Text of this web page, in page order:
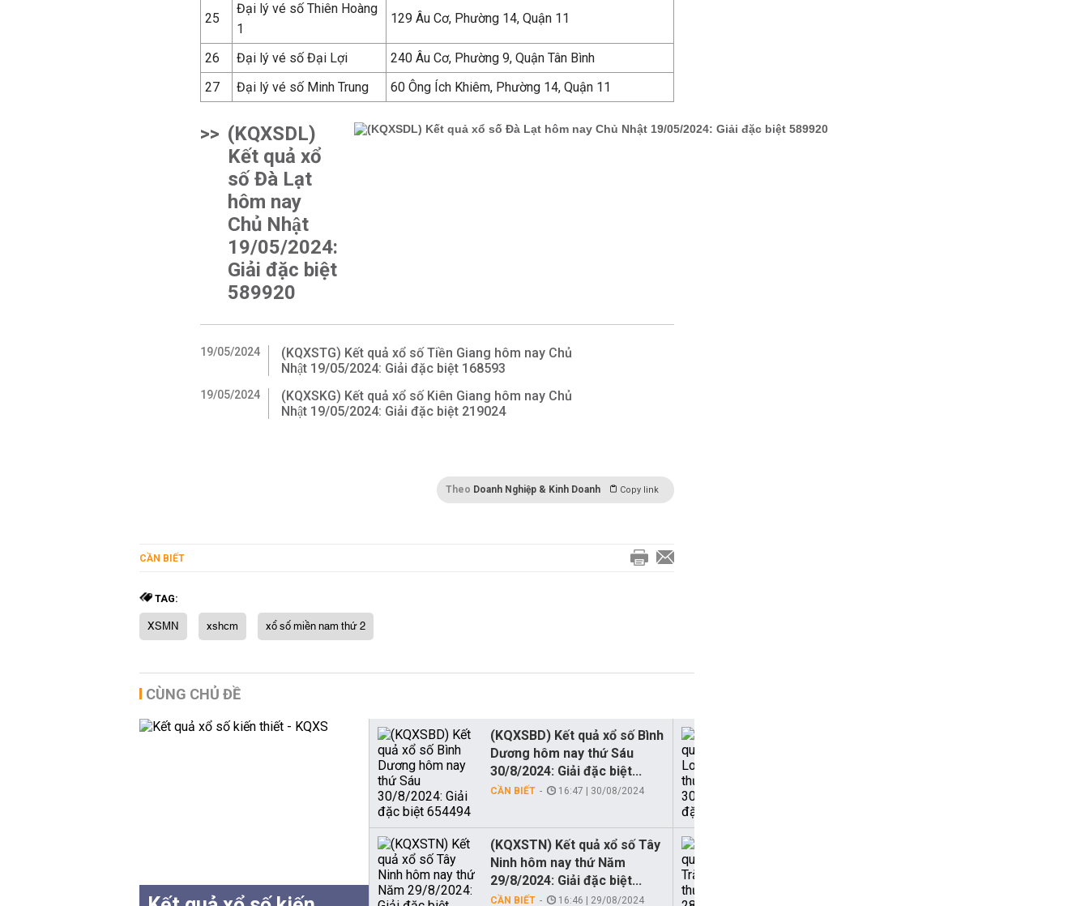
25
Đại lý vé số Thiên Hoàng
1
129 Âu Cơ, Phường 14, Quận 11
26 Đại lý vé số Đại Lợi
240 Âu Cơ, Phường 9, Quận Tân Bình
27
Đại lý vé số Minh Trung 60 Ông Ích Khiêm, Phường 14, Quận 11
>> (KQXSDL)
Kết quả xổ
số Đà Lạt
hôm nay
Chủ Nhật
19/05/2024:
Giải đặc biệt
589920
19/05/2024
(KQXSTG) Kết quả xổ số Tiền Giang hôm nay Chủ
Nhật 19/05/2024: Giải đặc biệt 168593
19/05/2024
(KQXSKG) Kết quả xổ số Kiên Giang hôm nay Chủ
Nhật 19/05/2024: Giải đặc biệt 219024
Theo Doanh Nghiệp & Kinh Doanh Copy link
CẦN BIẾT
TAG:
XSMN xshcm xổ số miền nam thứ 2
CÙNG CHỦ ĐỀ
(KQXSBD) Kết quả xổ số Bình
Dương hôm nay thứ Sáu
30/8/2024: Giải đặc biệt...
CẦN BIẾT 16:47 | 30/08/2024
(KQXSTN) Kết quả xổ số Tây
Ninh hôm nay thứ Năm
29/8/2024: Giải đặc biệt...
CẦN BIẾT 16:46 | 29/08/2024